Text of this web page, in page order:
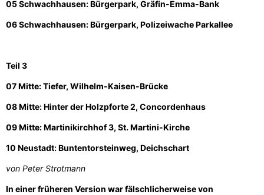
05 Schwachhausen: Bürgerpark, Gräfin-Emma-Bank
06 Schwachhausen: Bürgerpark, Polizeiwache Parkallee
Teil 3
07 Mitte: Tiefer, Wilhelm-Kaisen-Brücke
08 Mitte: Hinter der Holzpforte 2, Concordenhaus
09 Mitte: Martinikirchhof 3, St. Martini-Kirche
10 Neustadt: Buntentorsteinweg, Deichschart
von Peter Strotmann
In einer früheren Version war fälschlicherweise von